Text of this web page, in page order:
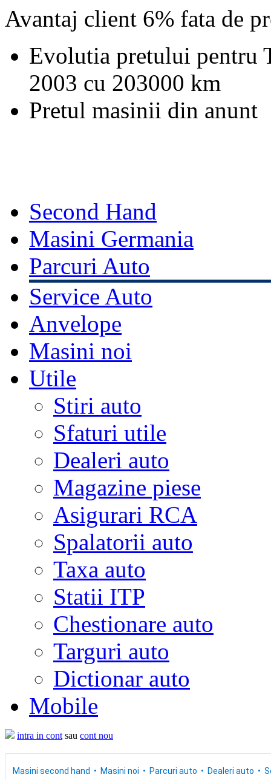
Avantaj client 6% fata de
Evolutia pretului pentru
2003 cu 203000 km
Pretul masinii din anunt
Second Hand
Masini Germania
Parcuri Auto
Service Auto
Anvelope
Masini noi
Utile
Stiri auto
Sfaturi utile
Dealeri auto
Magazine piese
Asigurari RCA
Spalatorii auto
Taxa auto
Statii ITP
Chestionare auto
Targuri auto
Dictionar auto
Mobile
intra in cont sau cont nou
Masini second hand Masini noi Parcuri auto Dealeri auto